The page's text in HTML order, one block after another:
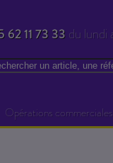
62 11 73 33 du lundi
Opérations commerciales